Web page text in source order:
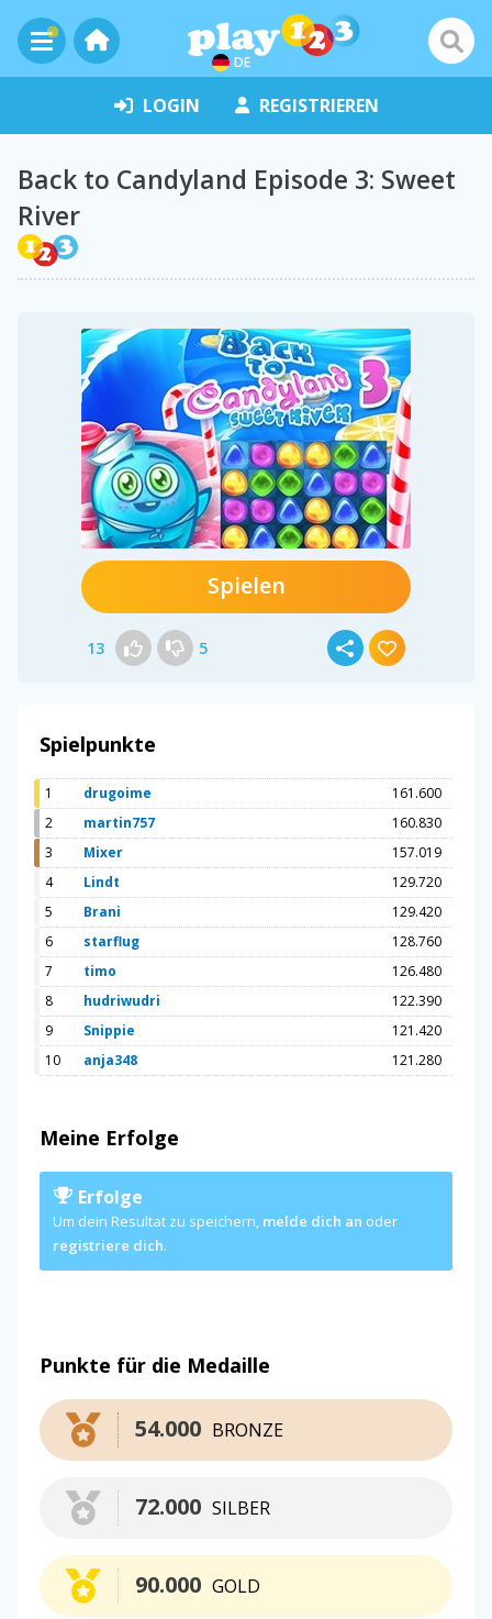
DE
LOGIN REGISTRIEREN
Back to Candyland Episode 3: Sweet
River
Spielen
13 5
Spielpunkte
1 drugoime
161.600
2
martin757
160.830
3
Mixer
157.019
4
Lindt
129.720
5
Brani
129.420
6
starflug
128.760
7
timo
126.480
8
hudriwudri
122.390
9
Snippie
121.420
10
anja348 121.280
Meine Erfolge
Erfolge
Um dein Resultat zu speichern, melde dich an oder
registriere dich.
Punkte für die Medaille
BRONZE
54.000
SILBER
72.000
GOLD
90.000